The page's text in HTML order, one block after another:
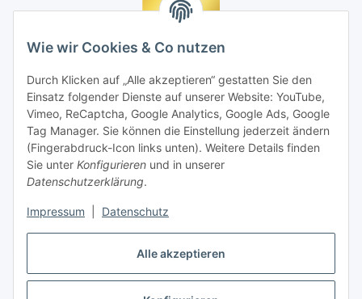
Alle akzeptieren
Wie wir Cookies & Co nutzen
Durch Klicken auf „Alle akzeptieren“ gestatten Sie den
Einsatz folgender Dienste auf unserer Website: YouTube,
Vimeo, ReCaptcha, Google Analytics, Google Ads, Google
Tag Manager. Sie können die Einstellung jederzeit ändern
(Fingerabdruck-Icon links unten). Weitere Details finden
Sie unter Konfigurieren und in unserer
Datenschutzerklärung.
Impressum Datenschutz
Vertrag widerrufen